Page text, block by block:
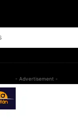
- Advertisement -